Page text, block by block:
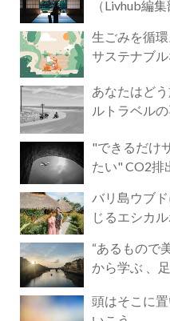
（Livhub編
生ごみを循
サステナブ
あなたはどう旅する？
ルトラベル
"できるだけ
たい" CO2排
バリ島ウブ
じるエシカ
“あるもので
から学ぶ 、
頭はそこに